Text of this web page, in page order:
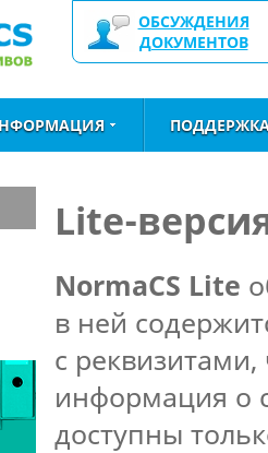
ОБСУЖДЕНИЯ
ДОКУМЕНТОВ
Lite-
NormaCS Lite
в ней
с
информация о
доступны